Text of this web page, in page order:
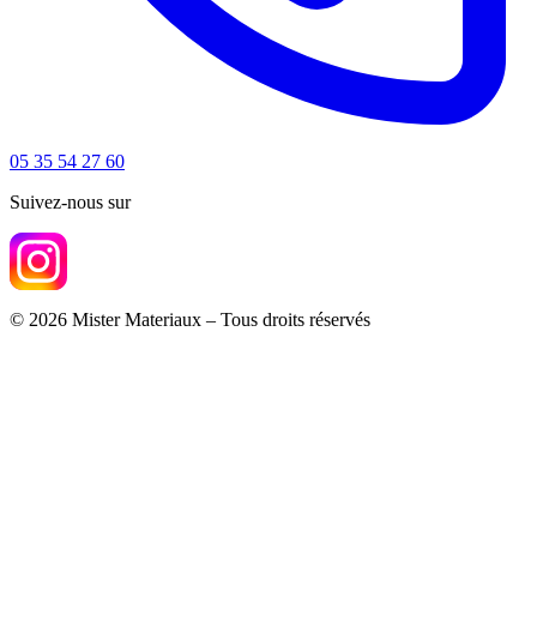
05 35 54 27 60
Suivez-nous sur
© 2026 Mister Materiaux – Tous droits réservés